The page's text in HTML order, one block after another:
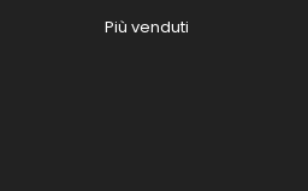
Più venduti